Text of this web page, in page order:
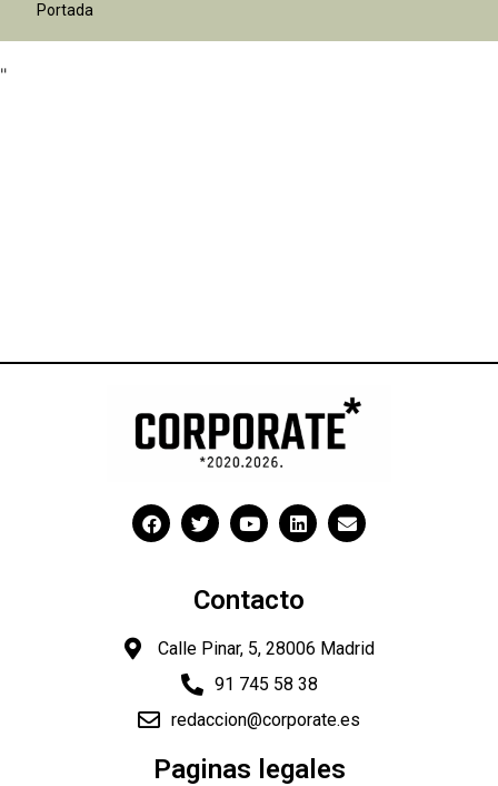
Portada
"
Contacto
Calle Pinar, 5, 28006 Madrid
91 745 58 38
redaccion@corporate.es
Paginas legales